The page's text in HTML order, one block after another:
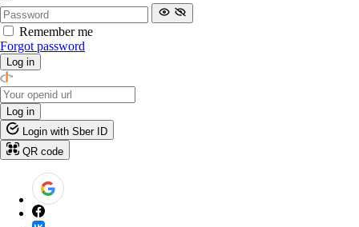
Remember me
Forgot password
Log in
Log in
Login with Sber ID
QR code